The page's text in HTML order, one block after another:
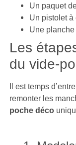
Un paquet
Un pistolet à
Une planche
Les
du vide-
Il est temps
remonter les
poche déco